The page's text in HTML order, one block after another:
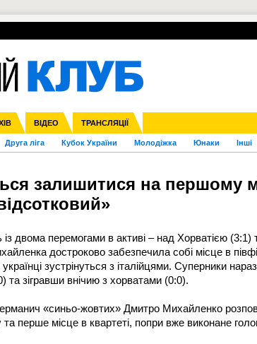
ВІДЕО ТРАНСЛЯЦІЇ
Друга ліга Кубок України Молодіжка Юнаки Інші
Ліга націй Ліга конференцій
Франція Інші
конфедерацій ЧЄ-2015 (U-21)
УПЛ-ПЕРЕХОДИ
залишитися на першому
із двома перемогами в активі – над Хорватією
достроково забезпечила собі місце в
зустрінуться з італійцями. Суперники
та зігравши внічию з хорватами (0:0).
«синьо-жовтих» Дмитро Михайленко
перше місце в квартеті, попри вже виконане